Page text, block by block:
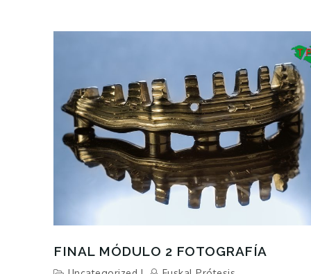
FINAL MÓDULO 2 FOTOGRAFÍA